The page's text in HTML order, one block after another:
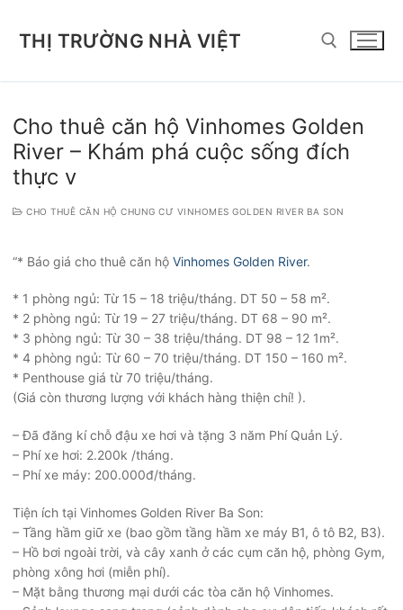
THỊ TRƯỜNG NHÀ VIỆT
Cho thuê căn hộ Vinhomes Golden
River – Khám phá cuộc sống đích
thực v
CHO THUÊ CĂN HỘ CHUNG CƯ VINHOMES GOLDEN RIVER BA SON
“* Báo giá cho thuê căn hộ Vinhomes Golden River.
* 1 phòng ngủ: Từ 15 – 18 triệu/tháng. DT 50 – 58 m².
* 2 phòng ngủ: Từ 19 – 27 triệu/tháng. DT 68 – 90 m².
* 3 phòng ngủ: Từ 30 – 38 triệu/tháng. DT 98 – 12 1m².
* 4 phòng ngủ: Từ 60 – 70 triệu/tháng. DT 150 – 160 m².
* Penthouse giá từ 70 triệu/tháng.
(Giá còn thương lượng với khách hàng thiện chí! ).
– Đã đăng kí chỗ đậu xe hơi và tặng 3 năm Phí Quản Lý.
– Phí xe hơi: 2.200k /tháng.
– Phí xe máy: 200.000đ/tháng.
Tiện ích tại Vinhomes Golden River Ba Son:
– Tầng hầm giữ xe (bao gồm tầng hầm xe máy B1, ô tô B2, B3).
– Hồ bơi ngoài trời, và cây xanh ở các cụm căn hộ, phòng Gym,
phòng xông hơi (miễn phí).
– Mặt bằng thương mại dưới các tòa căn hộ Vinhomes.